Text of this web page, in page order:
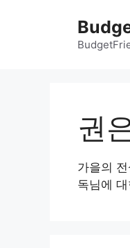
권
가을의
독님에